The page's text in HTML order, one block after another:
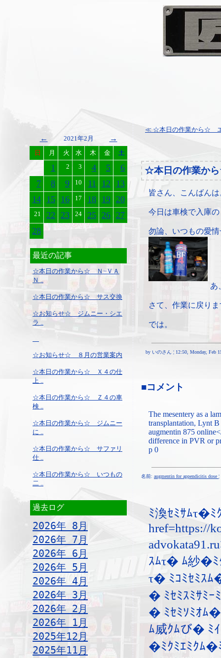
← 2021年2月 →
日 月 火 水 木 金 土
1 2 3 4 5
6
7
8 9 10 11 12
13
14 15 16 17 18 19 20
21 22 23 24 25 26 27
28
最近の記事
☆本日の作業から☆ Ｎ−ＶＡ
Ｎ ..
☆本日の作業から☆ サス交換
☆お知らせ☆ ジムニー・シエ
ラ ..
☆お知らせ☆ ８月の営業案内
☆本日の作業から☆ Ｘ４の仕
上 ..
☆本日の作業から☆ Ｚ４の車
検 ..
☆本日の作業から☆ ジムニー
に ..
☆本日の作業から☆ サファリ
仕 ..
☆本日の作業から☆ いつもの
二 ..
過去ログ
2026年 8月
2026年 7月
2026年 6月
2026年 5月
2026年 4月
2026年 3月
2026年 2月
2026年 1月
2025年12月
2025年11月
≪ ☆本日の作業から☆
☆本日の作業か
皆さん、こんばんは
今日は車検で入庫
勿論、いつもの愛
あ
さて、作業に戻り
では。
by いのさん ¦ 12:50, Monday, Feb
■コメント
The mesentery as a
transplantation, Lynt
augmentin 875
difference in PVR or
p 0
名前: augmentin for appendicitis dose
ﾐ渙ｾﾐｻﾑτ�ﾐ
href=https://
ｽﾑτ� ﾑ紗�
τ� ﾐｺﾐｾﾐｽﾑ
� ﾐｾﾐｽﾐｻﾐｰ
� ﾐｾﾐｿﾐｵﾑ�
ﾑ威ｸﾑび� ﾐ
�ﾐｸﾐｴﾐｸﾑ�